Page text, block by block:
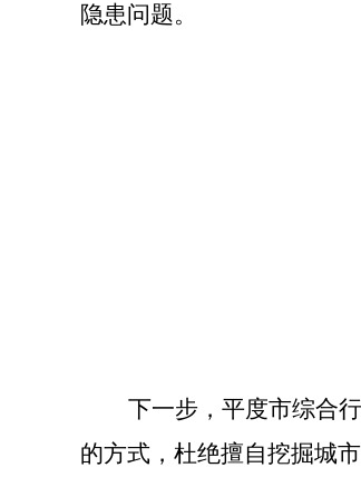
隐患问题。
下一步， 平度市综合
的方式，杜绝擅自挖掘城